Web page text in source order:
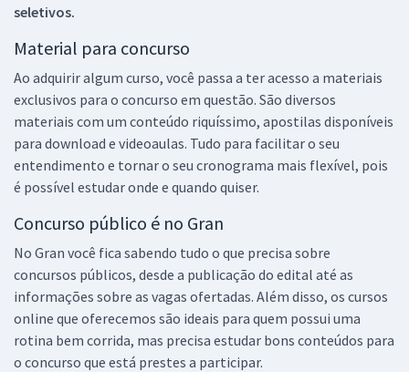
seletivos.
Material para concurso
Ao adquirir algum curso, você passa a ter acesso a materiais
exclusivos para o concurso em questão. São diversos
materiais com um conteúdo riquíssimo, apostilas disponíveis
para download e videoaulas. Tudo para facilitar o seu
entendimento e tornar o seu cronograma mais flexível, pois
é possível estudar onde e quando quiser.
Concurso público é no Gran
No Gran você fica sabendo tudo o que precisa sobre
concursos públicos, desde a publicação do edital até as
informações sobre as vagas ofertadas. Além disso, os cursos
online que oferecemos são ideais para quem possui uma
rotina bem corrida, mas precisa estudar bons conteúdos para
o concurso que está prestes a participar.